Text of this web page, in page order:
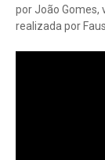
por João Gomes,
realizada por